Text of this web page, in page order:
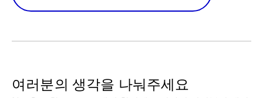
여러분의 생각을 나눠주세요